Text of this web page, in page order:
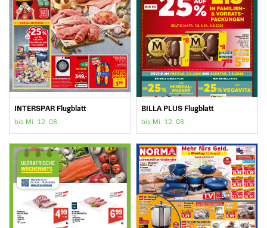
INTERSPAR Flugblatt
bis Mi. 12. 08.
BILLA PLUS Flugblatt
bis Mi. 12. 08.